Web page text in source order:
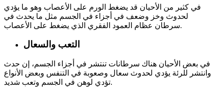
في كثير من الأحيان قد يضغط الورم على الأعصاب وهو ما يؤدي
لحدوث وخز وضعف في أجزاء في الجسم مثل ما يحدث في
سرطان عظام العمود الفقري الذي يضغط على الأعصاب.
التعب والسعال
في بعض الأحيان هناك سرطانات تنتشر في أجزاء الجسم، إن حدث
وانتشر للرئة يؤدي لحدوث سعال وصعوبة في التنفس وبعض الأنواع
تؤدي لوهن في الجسم وتعب شديد.